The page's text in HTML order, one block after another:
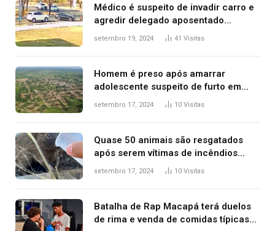
Médico é suspeito de invadir carro e
agredir delegado aposentado
durante confusão no trânsito
setembro 19, 2024 41 Visitas
Homem é preso após amarrar
adolescente suspeito de furto em
estaca de cerca e agredi-lo
setembro 17, 2024 10 Visitas
Quase 50 animais são resgatados
após serem vítimas de incêndios
florestais no Tocantins
setembro 17, 2024 10 Visitas
Batalha de Rap Macapá terá duelos
de rima e venda de comidas típicas